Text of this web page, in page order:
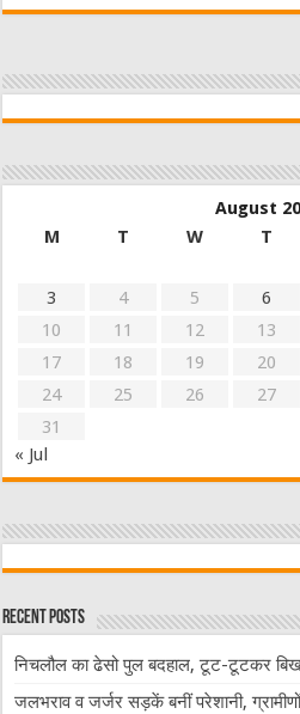
August
M
T W T
3
4 5 6
10
11 12 13
17
18 19 20
24
25 26 27
31
« Jul
Recent Posts
निचलौल का ढेसो पुल बदहाल, टूट-टूटकर
जलभराव व जर्जर सड़कें बनीं परेशानी,